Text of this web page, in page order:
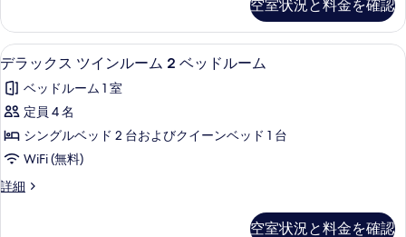
す
る
の
す
べ
て
の
写
真
を
の
詳
細
ル
ー
ム
2
ベ
ッ
ド
ル
ア
ツ
イ
ル
ー
2
ベ
ド
空室状況と料金を確認
デ
ラ
ッ
ク
ス
ツ
イ
セーフティボックス (室内)、デスク
4
デラックス ツインルーム 2 ベッドルーム
ベッドルーム 1 室
定員 4 名
シングルベッド 2 台およびクイーンベッド 1 台
WiFi (無料)
詳細
デ
空室状況と料金を確認